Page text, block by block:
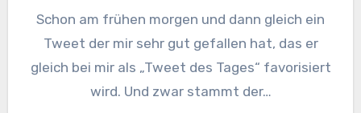
Schon am frühen morgen und dann gleich ein
Tweet der mir sehr gut gefallen hat, das er
gleich bei mir als „Tweet des Tages“ favorisiert
wird. Und zwar stammt der…